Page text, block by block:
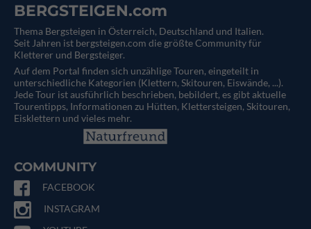
BERGSTEIGEN.com
Thema Bergsteigen in Österreich, Deutschland und Italien.
Seit Jahren ist bergsteigen.com die größte Community für
Kletterer und Bergsteiger.
Auf dem Portal finden sich unzählige Touren, eingeteilt in
unterschiedliche Kategorien (Klettern, Skitouren, Eiswände, ...).
Jede Tour ist ausführlich beschrieben, bebildert, es gibt aktuelle
Tourentipps, Informationen zu Hütten, Klettersteigen, Skitouren,
Eisklettern und vieles mehr.
COMMUNITY
FACEBOOK
INSTAGRAM